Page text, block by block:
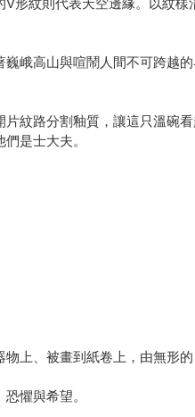
紋則代表天空邊緣。以紋
峨高山與喧鬧人間不可跨越
紋路分割釉質，讓這只溫碗
是士大夫。
上、被畫到紙卷上，由無形的
懼與希望。